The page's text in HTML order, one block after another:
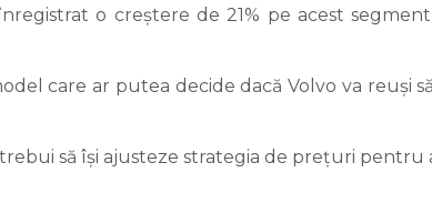
o creștere de 21% pe acest
care ar putea decide dacă Volvo va reuși
să își ajusteze strategia de prețuri pentru